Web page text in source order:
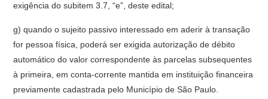
exigência do subitem 3.7, “e”, deste edital;
g) quando o sujeito passivo interessado em aderir à transação
for pessoa física, poderá ser exigida autorização de débito
automático do valor correspondente às parcelas subsequentes
à primeira, em conta-corrente mantida em instituição financeira
previamente cadastrada pelo Município de São Paulo.